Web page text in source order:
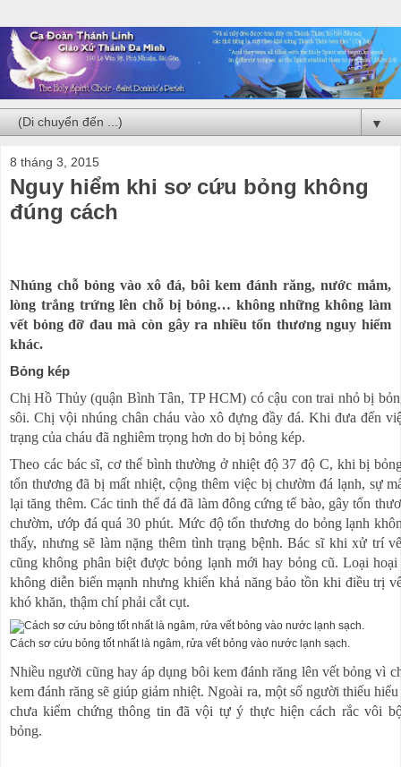
▼
8 tháng 3, 2015
Nguy hiểm khi sơ cứu bỏng không
đúng cách
Nhúng chỗ bỏng vào xô đá, bôi kem đánh răng, nước mắm,
lòng trắng trứng lên chỗ bị bỏng… không những không làm
vết bỏng đỡ đau mà còn gây ra nhiều tổn thương nguy hiểm
khác.
Bỏng kép
Chị Hồ Thủy (quận Bình Tân, TP HCM) có cậu con trai nhỏ bị
sôi. Chị vội nhúng chân cháu vào xô đựng đầy đá. Khi đưa đến
trạng của cháu đã nghiêm trọng hơn do bị bỏng kép.
Theo các bác sĩ, cơ thể bình thường ở nhiệt độ 37 độ C, khi bị
tổn thương đã bị mất nhiệt, cộng thêm việc bị chườm đá lạnh, sự
lại tăng thêm. Các tinh thể đá đã làm đông cứng tế bào, gây tổn
chườm, ướp đá quá 30 phút. Mức độ tổn thương do bỏng lạnh
thấy, nhưng sẽ làm nặng thêm tình trạng bệnh. Bác sĩ khi xử trí
cũng không phân biệt được bỏng lạnh mới hay bỏng cũ. Loại
không diễn biến mạnh nhưng khiến khả năng bảo tồn khi điều trị
khó khăn, thậm chí phải cắt cụt.
Cách sơ cứu bỏng tốt nhất là ngâm, rửa vết bỏng vào nước lạnh sạch.
Nhiều người cũng hay áp dụng bôi kem đánh răng lên vết bỏng vì
kem đánh răng sẽ giúp giảm nhiệt. Ngoài ra, một số người thiếu
chưa kiểm chứng thông tin đã vội tự ý thực hiện cách rắc vôi
bỏng.